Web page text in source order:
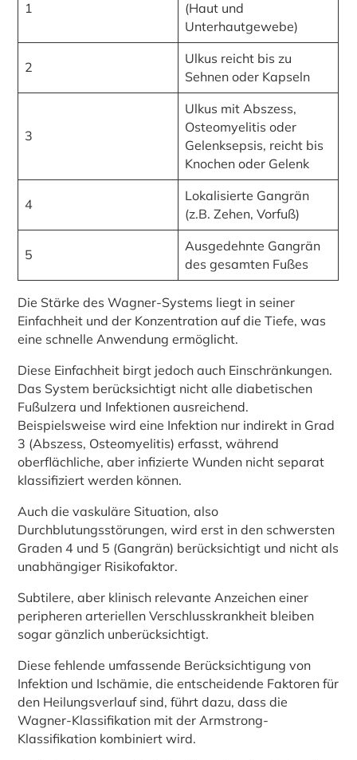
1
(Haut und
Unterhautgewebe)
2
Ulkus reicht bis zu
Sehnen oder Kapseln
3
Ulkus mit Abszess,
Osteomyelitis oder
Gelenksepsis, reicht bis
Knochen oder Gelenk
4
Lokalisierte Gangrän
(z.B. Zehen, Vorfuß)
5
Ausgedehnte Gangrän
des gesamten Fußes
Die Stärke des Wagner-Systems liegt in seiner
Einfachheit und der Konzentration auf die Tiefe, was
eine schnelle Anwendung ermöglicht.
Diese Einfachheit birgt jedoch auch Einschränkungen.
Das System berücksichtigt nicht alle diabetischen
Fußulzera und Infektionen ausreichend.
Beispielsweise wird eine Infektion nur indirekt in Grad
3 (Abszess, Osteomyelitis) erfasst, während
oberflächliche, aber infizierte Wunden nicht separat
klassifiziert werden können.
Auch die vaskuläre Situation, also
Durchblutungsstörungen, wird erst in den schwersten
Graden 4 und 5 (Gangrän) berücksichtigt und nicht als
unabhängiger Risikofaktor.
Subtilere, aber klinisch relevante Anzeichen einer
peripheren arteriellen Verschlusskrankheit bleiben
sogar gänzlich unberücksichtigt.
Diese fehlende umfassende Berücksichtigung von
Infektion und Ischämie, die entscheidende Faktoren für
den Heilungsverlauf sind, führt dazu, dass die
Wagner-Klassifikation mit der Armstrong-
Klassifikation kombiniert wird.